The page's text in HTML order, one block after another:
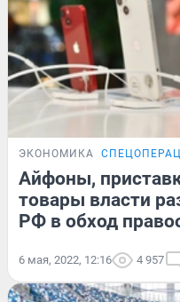
ЭКОНОМИКА
Айфоны,
товары власти
РФ в обход
6 мая, 2022, 12:16 4 957